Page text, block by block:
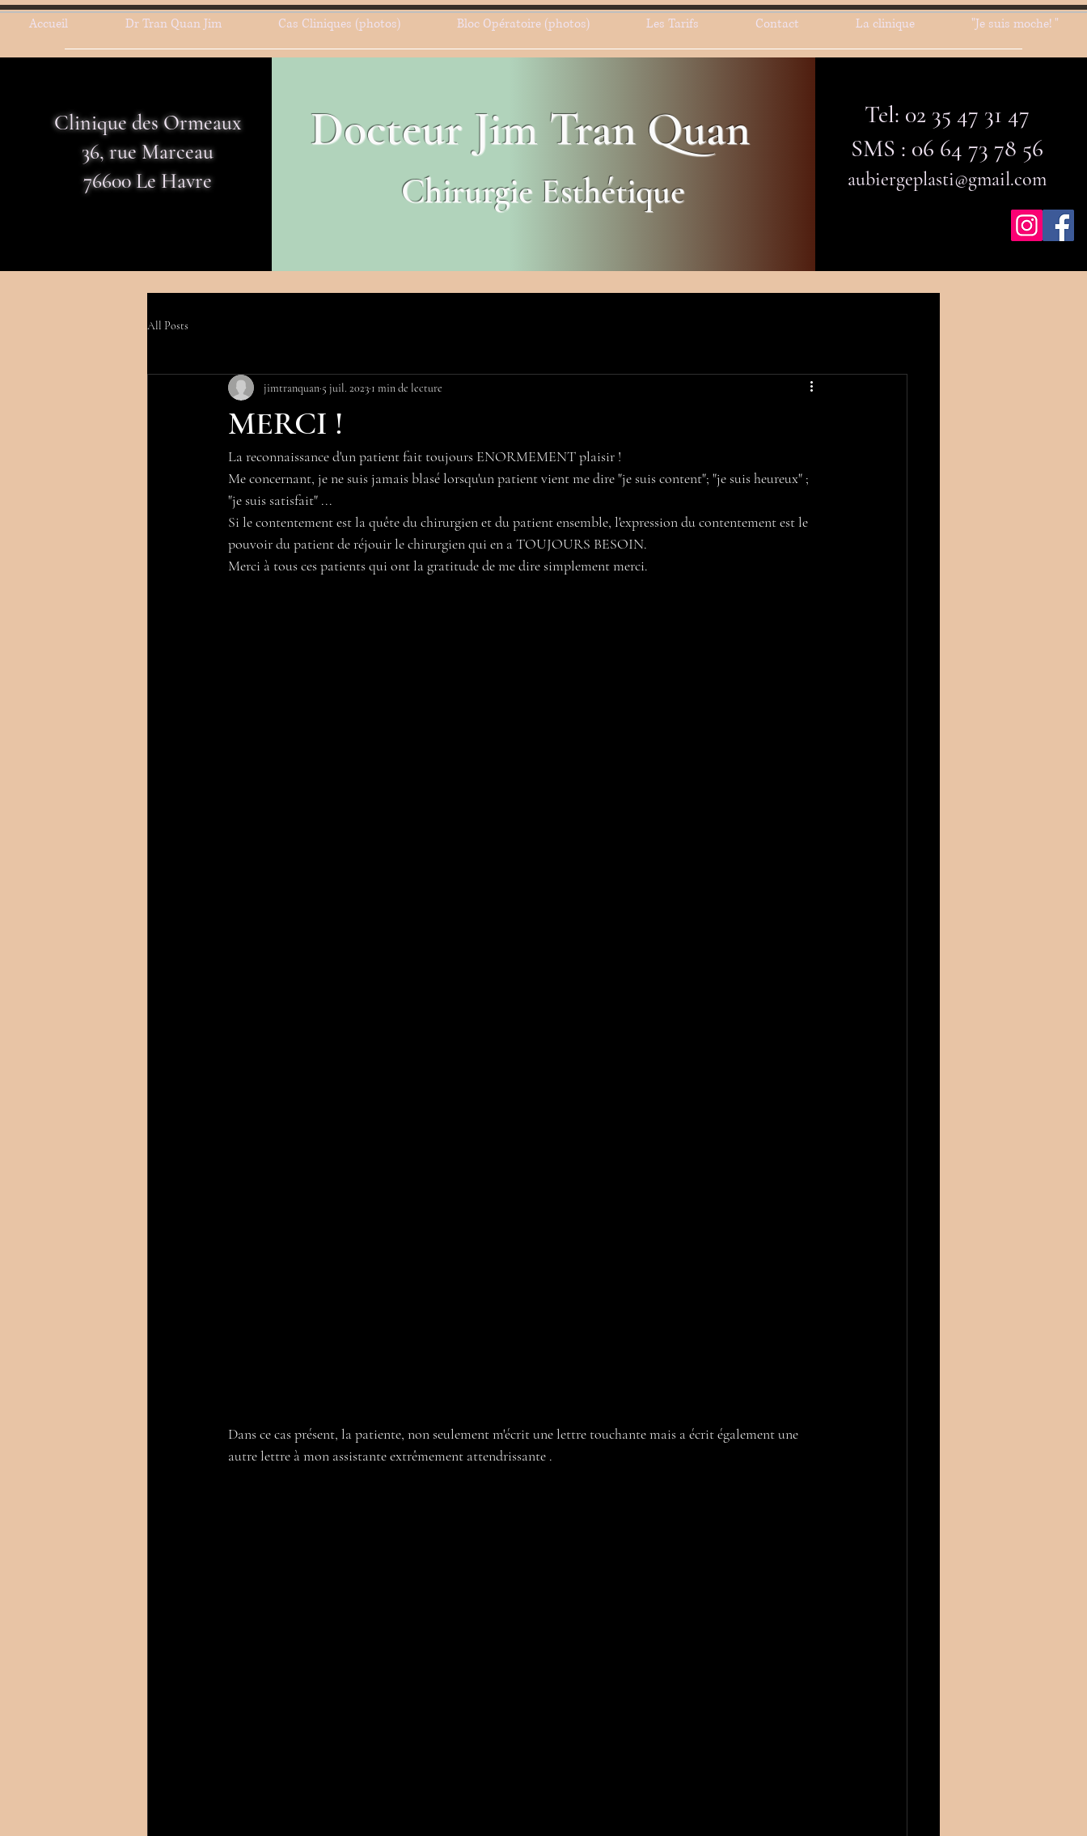
Accueil Dr Tran Quan Jim Cas Cliniques (photos) Bloc Opératoire (photos) Les Tarifs Contact La clinique "Je suis moche! "
Clinique des Ormeaux
36, rue Marceau
76600 Le Havre
Docteur Jim Tran Quan
Chirurgie Esthétique
Tel: 02 35 47 31 47
SMS : 06 64 73 78 56
aubiergeplasti@gmail.com
All Posts
MERCI !
jimtranquan5 juil. 2023 1 min de lecture
La reconnaissance d'un patient fait toujours ENORMEMENT plaisir !
Me concernant, je ne suis jamais blasé lorsqu'un patient vient me dire "je suis content"; "je suis heureux" ;
"je suis satisfait" ...
Si le contentement est la quête du chirurgien et du patient ensemble, l'expression du contentement est le
pouvoir du patient de réjouir le chirurgien qui en a TOUJOURS BESOIN.
Merci à tous ces patients qui ont la gratitude de me dire simplement merci.
Dans ce cas présent, la patiente, non seulement m'écrit une lettre touchante mais a écrit également une
autre lettre à mon assistante extrêmement attendrissante .